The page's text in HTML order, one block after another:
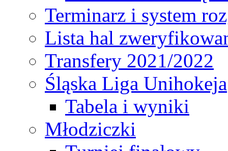
Terminarz i system
Lista hal
Transfery 2021/2022
Śląska Liga Unihokeja
Tabela i wyniki
Młodziczki